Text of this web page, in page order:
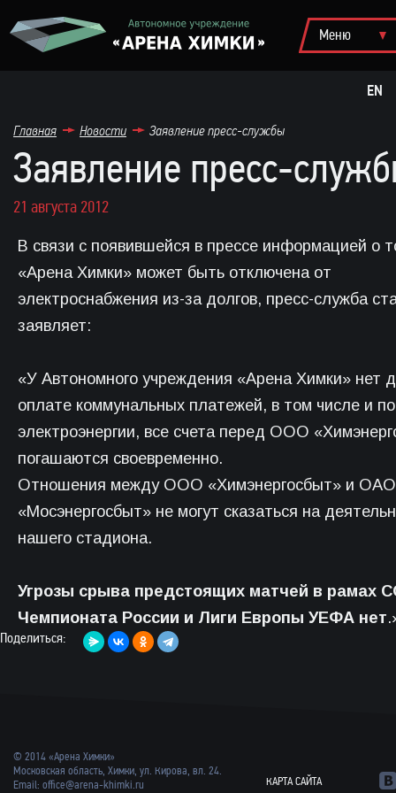
EN
Главная Новости Заявление пресс-службы
Заявление пресс-
21 августа 2012
В связи с появившейся в прессе информацией о
«Арена Химки» может быть отключена от
электроснабжения из-за долгов, пресс-служба
заявляет:
«У Автономного учреждения «Арена Химки» нет
оплате коммунальных платежей, в том числе и
электроэнергии, все счета перед ООО
погашаются своевременно.
Отношения между ООО «Химэнергосбыт» и ОАО
«Мосэнергосбыт» не могут сказаться на
нашего стадиона.
Угрозы срыва предстоящих матчей в рамах
Чемпионата России и Лиги Европы УЕФА нет
Поделиться:
© 2014 «Арена Химки»
Московская область, Химки, ул. Кирова, вл. 24.
Email: office@arena-khimki.ru КАРТА САЙТА